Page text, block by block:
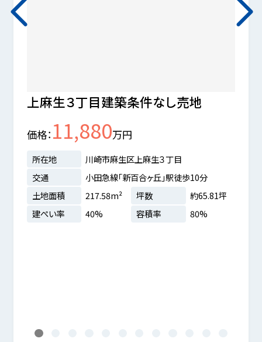
上麻生３丁目建築条件なし売地
価格 11,880万円
所在地
川崎市麻生区上麻生３丁目
交通
小田急線「新百合ヶ丘」駅徒歩10分
土地面積
217.58m² 坪数
約65.81坪
建ぺい率
40% 容積率 80%
1